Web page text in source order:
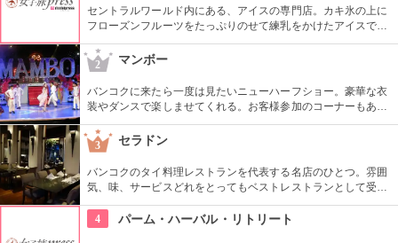
セントラルワールド内にある、アイスの専門店。カキ氷の上に
フローズンフルーツをたっぷりのせて練乳をかけたアイスで、
マンゴーをはじめとするトロピカルフルーツが贅沢に乗ってい
てひんやり美味しい。一番人気はなんといってもマンゴー。そ
の他多種類のトッピングがあり自分だけのオリジナルスイーツ
も作れる。
2 マンボー
バンコクに来たら一度は見たいニューハーフショー。豪華な衣
装やダンスで楽しませてくれる。お客様参加のコーナーもあ
り。終わったらロビーで待とう。ニューハーフの方々と一緒に
写真を撮ることが出来る。バンコク中心部から10キロ弱にある
ので、タクシーかバスツアーでの参加を。
3 セラドン
バンコクのタイ料理レストランを代表する名店のひとつ。雰囲
気、味、サービスどれをとってもベストレストランとして受賞
をとっているほど素晴らしい。代表的なタイ料理をアレンジし
ているので食べやすい。
4 パーム・ハーバル・リトリート